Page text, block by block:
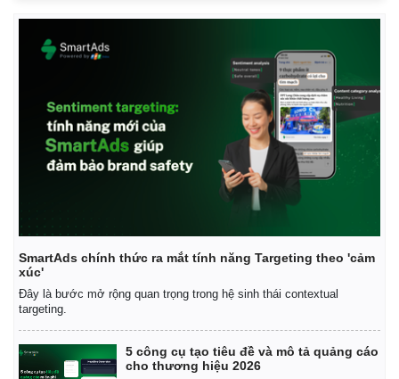
Quan sát
Ảnh
E-Magazine
Infographic
SmartAds chính thức ra mắt tính năng Targeting theo 'cảm
xúc'
Đây là bước mở rộng quan trọng trong hệ sinh thái contextual
targeting.
5 công cụ tạo tiêu đề và mô tả quảng cáo
cho thương hiệu 2026